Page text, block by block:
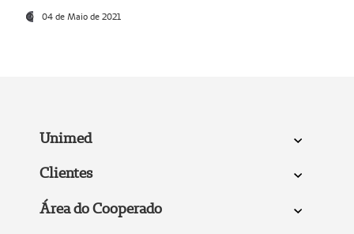
04 de Maio de 2021
Unimed
Clientes
Área do Cooperado